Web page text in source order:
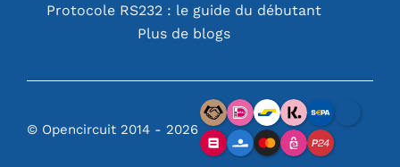
Protocole RS232 : le guide du débutant
Plus de blogs
© Opencircuit 2014 - 2026